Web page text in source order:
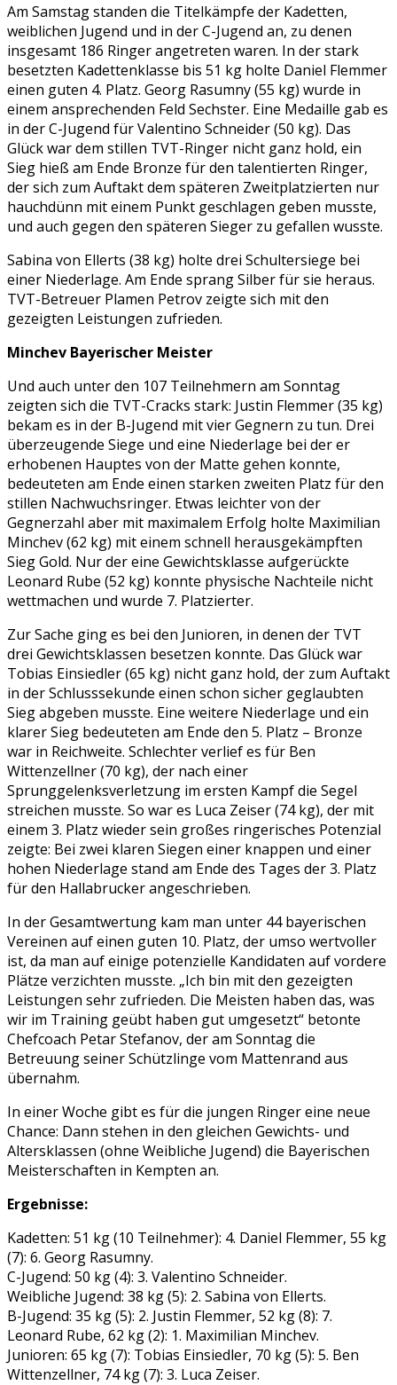
Am Samstag standen die Titelkämpfe der Kadetten,
weiblichen Jugend und in der C-Jugend an, zu denen
insgesamt 186 Ringer angetreten waren. In der stark
besetzten Kadettenklasse bis 51 kg holte Daniel Flemmer
einen guten 4. Platz. Georg Rasumny (55 kg) wurde in
einem ansprechenden Feld Sechster. Eine Medaille gab es
in der C-Jugend für Valentino Schneider (50 kg). Das
Glück war dem stillen TVT-Ringer nicht ganz hold, ein
Sieg hieß am Ende Bronze für den talentierten Ringer,
der sich zum Auftakt dem späteren Zweitplatzierten nur
hauchdünn mit einem Punkt geschlagen geben musste,
und auch gegen den späteren Sieger zu gefallen wusste.
Sabina von Ellerts (38 kg) holte drei Schultersiege bei
einer Niederlage. Am Ende sprang Silber für sie heraus.
TVT-Betreuer Plamen Petrov zeigte sich mit den
gezeigten Leistungen zufrieden.
Minchev Bayerischer Meister
Und auch unter den 107 Teilnehmern am Sonntag
zeigten sich die TVT-Cracks stark: Justin Flemmer (35 kg)
bekam es in der B-Jugend mit vier Gegnern zu tun. Drei
überzeugende Siege und eine Niederlage bei der er
erhobenen Hauptes von der Matte gehen konnte,
bedeuteten am Ende einen starken zweiten Platz für den
stillen Nachwuchsringer. Etwas leichter von der
Gegnerzahl aber mit maximalem Erfolg holte Maximilian
Minchev (62 kg) mit einem schnell herausgekämpften
Sieg Gold. Nur der eine Gewichtsklasse aufgerückte
Leonard Rube (52 kg) konnte physische Nachteile nicht
wettmachen und wurde 7. Platzierter.
Zur Sache ging es bei den Junioren, in denen der TVT
drei Gewichtsklassen besetzen konnte. Das Glück war
Tobias Einsiedler (65 kg) nicht ganz hold, der zum Auftakt
in der Schlusssekunde einen schon sicher geglaubten
Sieg abgeben musste. Eine weitere Niederlage und ein
klarer Sieg bedeuteten am Ende den 5. Platz – Bronze
war in Reichweite. Schlechter verlief es für Ben
Wittenzellner (70 kg), der nach einer
Sprunggelenksverletzung im ersten Kampf die Segel
streichen musste. So war es Luca Zeiser (74 kg), der mit
einem 3. Platz wieder sein großes ringerisches Potenzial
zeigte: Bei zwei klaren Siegen einer knappen und einer
hohen Niederlage stand am Ende des Tages der 3. Platz
für den Hallabrucker angeschrieben.
In der Gesamtwertung kam man unter 44 bayerischen
Vereinen auf einen guten 10. Platz, der umso wertvoller
ist, da man auf einige potenzielle Kandidaten auf vordere
Plätze verzichten musste. „Ich bin mit den gezeigten
Leistungen sehr zufrieden. Die Meisten haben das, was
wir im Training geübt haben gut umgesetzt“ betonte
Chefcoach Petar Stefanov, der am Sonntag die
Betreuung seiner Schützlinge vom Mattenrand aus
übernahm.
In einer Woche gibt es für die jungen Ringer eine neue
Chance: Dann stehen in den gleichen Gewichts- und
Altersklassen (ohne Weibliche Jugend) die Bayerischen
Meisterschaften in Kempten an.
Ergebnisse:
Kadetten: 51 kg (10 Teilnehmer): 4. Daniel Flemmer, 55 kg
(7): 6. Georg Rasumny.
C-Jugend: 50 kg (4): 3. Valentino Schneider.
Weibliche Jugend: 38 kg (5): 2. Sabina von Ellerts.
B-Jugend: 35 kg (5): 2. Justin Flemmer, 52 kg (8): 7.
Leonard Rube, 62 kg (2): 1. Maximilian Minchev.
Junioren: 65 kg (7): Tobias Einsiedler, 70 kg (5): 5. Ben
Wittenzellner, 74 kg (7): 3. Luca Zeiser.